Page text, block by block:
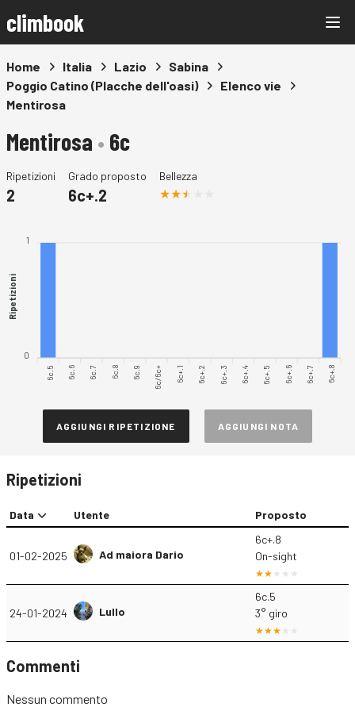
climbook
Home Italia Lazio
Sabina
Poggio Catino (Placche dell'oasi)
Elenco vie
Mentirosa
Mentirosa • 6c
Ripetizioni
2
Grado proposto
6c+.2
Bellezza
1
0
Ripetizioni
6c.5 6c.6 6c.7 6c.8 6c.9 6c/6c+ 6c+.1 6c+.2 6c+.3 6c+.4 6c+.5 6c+.6 6c+.7 6c+.8
AGGIUNGI RIPETIZIONE AGGIUNGI NOTA
Ripetizioni
Data Utente Proposto
01-02-2025 Ad maiora Dario
6c+.8
On-sight
24-01-2024 Lullo
6c.5
3° giro
Commenti
Nessun commento